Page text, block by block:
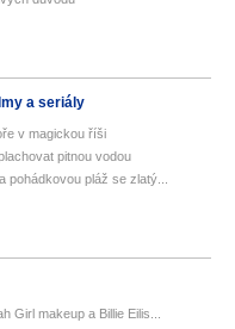
a seriály
v magickou říši
pitnou vodou
pohádkovou pláž se zlatý...
Girl makeup a Billie Eilis...